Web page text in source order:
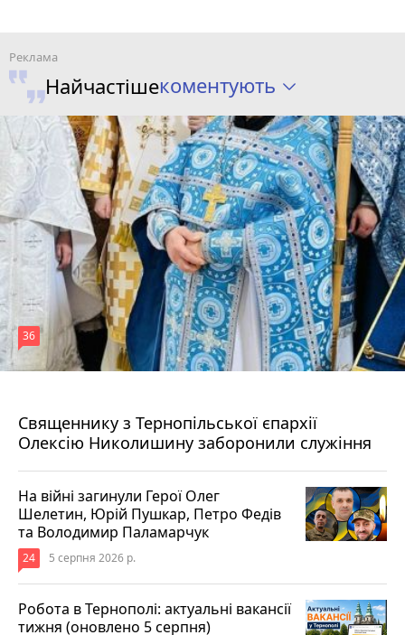
Найчастішекоментують
Священнику з Тернопільської єпархії
Олексію Николишину заборонили служіння
36
На війні загинули Герої Олег
Шелетин, Юрій Пушкар, Петро Федів
та Володимир Паламарчук
24 5 серпня 2026 р.
Робота в Тернополі: актуальні вакансії
тижня (оновлено 5 серпня)